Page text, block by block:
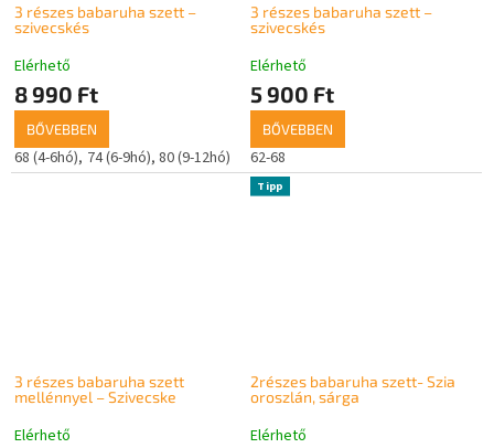
3 részes babaruha szett –
szivecskés
Elérhető
8 990 Ft
BŐVEBBEN
68 (4-6hó) 74 (6-9hó) 80 (9-12hó)
3 részes babaruha szett –
szivecskés
Elérhető
5 900 Ft
BŐVEBBEN
62-68
3 részes babaruha szett
mellénnyel – Szivecske
Elérhető
Tipp
2részes babaruha szett- Szia
oroszlán, sárga
Elérhető